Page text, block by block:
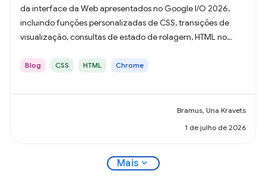
da interface da Web apresentados no Google I/O 2026,
incluindo funções personalizadas de CSS, transições de
visualização, consultas de estado de rolagem, HTML no
Blog CSS HTML Chrome
Bramus, Una Kravets
1 de julho de 2026
Mais expand_more